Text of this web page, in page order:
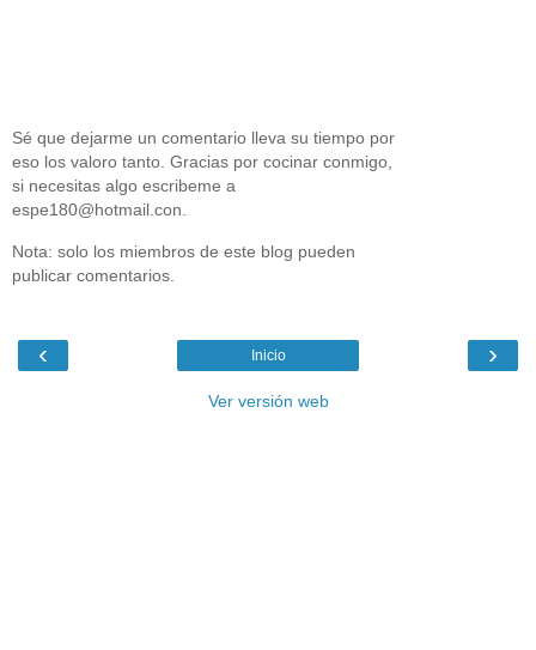
Sé que dejarme un comentario lleva su tiempo por
eso los valoro tanto. Gracias por cocinar conmigo,
si necesitas algo escribeme a
espe180@hotmail.con.
Nota: solo los miembros de este blog pueden
publicar comentarios.
‹ ›
Inicio
Ver versión web